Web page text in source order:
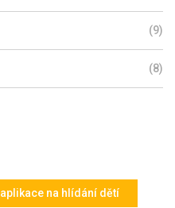
(9)
(8)
aplikace na hlídání dětí